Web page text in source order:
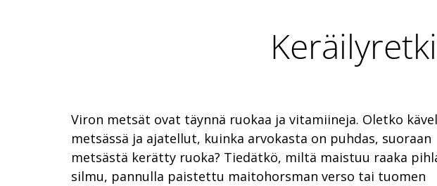
Viron metsät ovat täynnä ruokaa ja vitamiineja. Oletko
metsässä ja ajatellut, kuinka arvokasta on puhdas, suoraan
metsästä kerätty ruoka? Tiedätkö, miltä maistuu raaka
silmu, pannulla paistettu maitohorsman verso tai tuomen